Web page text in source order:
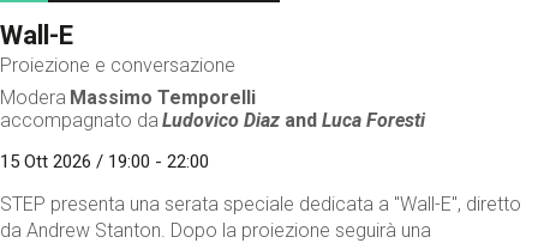
Wall-E
Proiezione e conversazione
Modera Massimo Temporelli
accompagnato da Ludovico Diaz andLuca Foresti
15 Ott 2026 / 19:00 - 22:00
STEP presenta una serata speciale dedicata a "Wall-E", diretto
da Andrew Stanton. Dopo la proiezione seguirà una